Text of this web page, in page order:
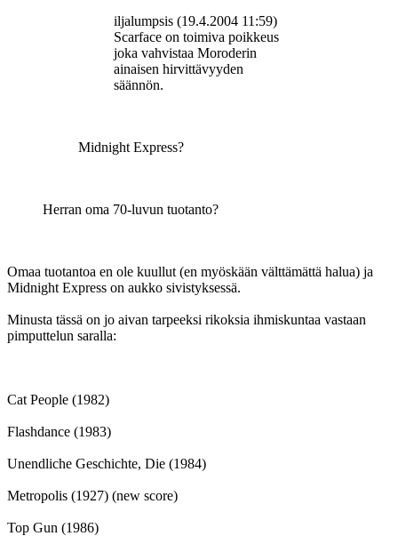
iljalumpsis (19.4.2004 11:59)
Scarface on toimiva poikkeus
joka vahvistaa Moroderin
ainaisen hirvittävyyden
säännön.
Midnight Express?
Herran oma 70-luvun tuotanto?
Omaa tuotantoa en ole kuullut (en myöskään välttämättä halua) ja
Midnight Express on aukko sivistyksessä.
Minusta tässä on jo aivan tarpeeksi rikoksia ihmiskuntaa vastaan
pimputtelun saralla:
Cat People (1982)
Flashdance (1983)
Unendliche Geschichte, Die (1984)
Metropolis (1927) (new score)
Top Gun (1986)